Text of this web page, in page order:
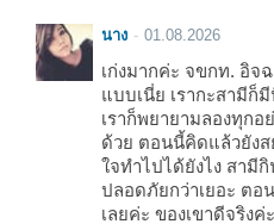
นาง 01.08.2026
เก่งมากค่ะ จขกท. อิจ
แบบเนี่ย เรากะสามีก็
เราก็พยายามลองทุกอ
ด้วย ตอนนี้คิดแล้วยัง
ใจทำไปได้ยังไง สามี
ปลอดภัยกว่าเยอะ ต
เลยค่ะ ของเขาดีจริงค่ะ